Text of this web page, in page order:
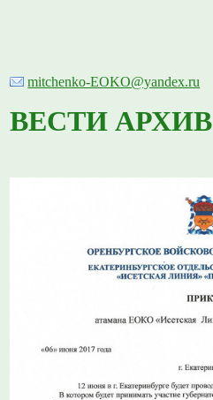
mitchenko-EOKO@yandex.ru
ВЕСТИ АРХИВ